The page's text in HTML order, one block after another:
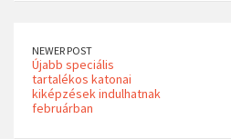
NEWER POST
Újabb speciális
tartalékos katonai
kiképzések indulhatnak
februárban